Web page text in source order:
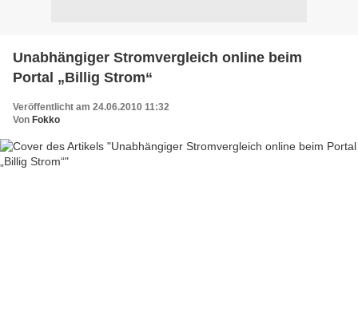
Unabhängiger Stromvergleich online beim
Portal „Billig Strom“
Veröffentlicht am 24.06.2010 11:32
Von Fokko